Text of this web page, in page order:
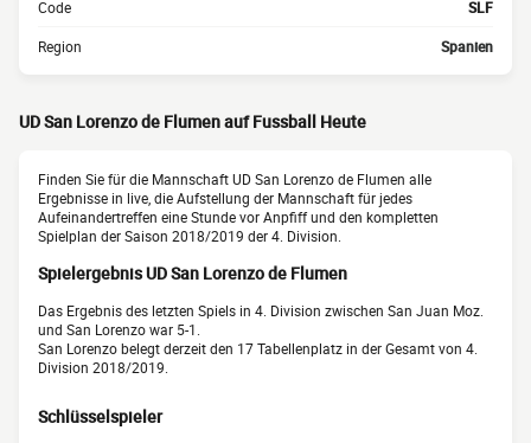
Code SLF
Region Spanien
UD San Lorenzo de Flumen auf Fussball Heute
Finden Sie für die Mannschaft UD San Lorenzo de Flumen alle
Ergebnisse in live, die Aufstellung der Mannschaft für jedes
Aufeinandertreffen eine Stunde vor Anpfiff und den kompletten
Spielplan der Saison 2018/2019 der 4. Division.
Spielergebnis UD San Lorenzo de Flumen
Das Ergebnis des letzten Spiels in 4. Division zwischen San Juan Moz.
und San Lorenzo war 5-1.
San Lorenzo belegt derzeit den 17 Tabellenplatz in der Gesamt von 4.
Division 2018/2019.
Schlüsselspieler